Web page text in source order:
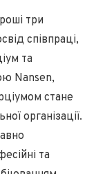
три
співпраці,
та
Nansen,
стане
організації.
та